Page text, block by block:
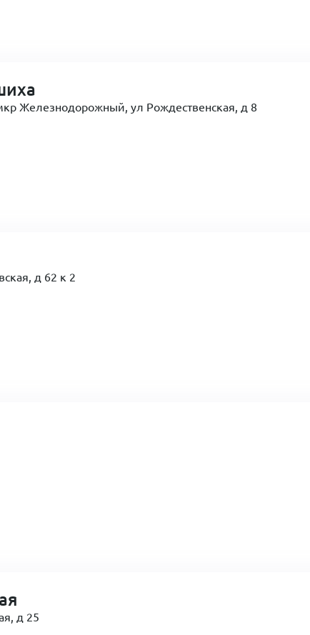
Железнодорожный, ул Рождественская, д 8
д 62 к 2
д 25